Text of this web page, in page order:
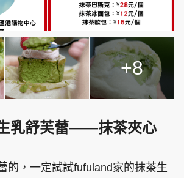
+8
乳舒芙蕾——抹茶夾心
的，一定試試fufuland家的抹茶生